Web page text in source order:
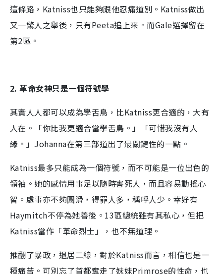
這條路，Katniss也只能夠跟他忍痛道別。Katniss做出
又一驚人之舉後，只有Peeta追上來。而Gale選擇留在
第2區。
2. 革命女神只是一個符號學
其實人人都可以成為學舌鳥，比Katniss更合適的，大有
人在。「你比我更適合當學舌鳥。」「可惜我沒有人
緣。」Johanna在第三部道出了最關鍵性的一點。
Katniss最多只能成為一個符號，而不可能是一位出色的
領袖。她的感情用事足以隨時害死人，而且容易動搖心
智。處事亦不夠圓滑，得罪人多，稱呼人少。幸好有
Haymitch不停為她善後。13區總統雖有其私心，但把
Katniss當作「革命烈士」，也不無道理。
推翻了暴政，退居二線，對於Katniss而言，相信也是一
種痛苦。可別忘了首都奪走了妹妹Primrose的性命，也